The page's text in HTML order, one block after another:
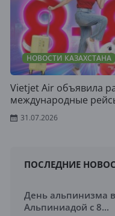
НОВОСТИ КАЗАХСТАНА
Vietjet Air объявила
международные
31.07.2026
ПОСЛЕДНИЕ
День альпинизма
Альпиниадой с 8...